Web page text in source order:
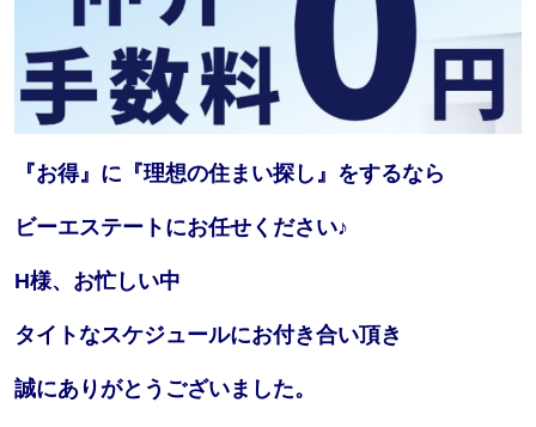
『お得』に『理想の住まい探し』をするなら
ビーエステートにお任せください♪
H様、お忙しい中
タイトなスケジュールにお付き合い頂き
誠にありがとうございました。